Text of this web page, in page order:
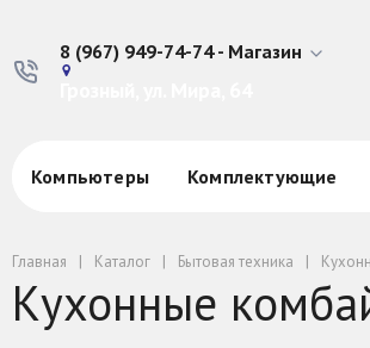
8 (967) 949-74-74 - Магазин
Компьютеры Комплектующие
Главная Каталог Бытовая техника
Кухонные